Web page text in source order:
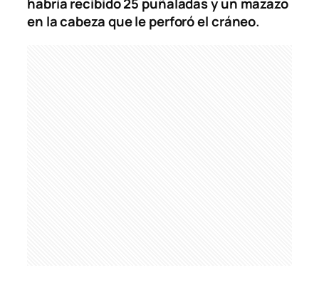
en la cabeza que le perforó el cráneo.